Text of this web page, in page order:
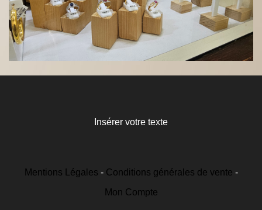
Insérer votre texte
Mentions Légales
Conditions générales de vente
Mon Compte